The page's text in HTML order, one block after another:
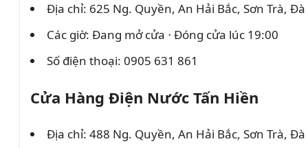
Địa chỉ: 625 Ng. Quyền, An Hải Bắc, Sơn Trà,
Các giờ: Đang mở cửa ⋅ Đóng cửa lúc 19:00
Số điện thoại: 0905 631 861
Cửa Hàng Điện Nước Tấn Hiền
Địa chỉ: 488 Ng. Quyền, An Hải Bắc, Sơn Trà,